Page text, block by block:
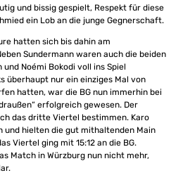
und bissig gespielt, Respekt für diese
ein Lob an die junge Gegnerschaft.
hatten sich bis dahin am
Sundermann waren auch die beiden
und Noémi Bokodi voll ins Spiel
überhaupt nur ein einziges Mal von
hatten, war die BG nun immerhin bei
erfolgreich gewesen. Der
das dritte Viertel bestimmen. Karo
und hielten die gut mithaltenden Main
Viertel ging mit 15:12 an die BG.
Match in Würzburg nun nicht mehr,